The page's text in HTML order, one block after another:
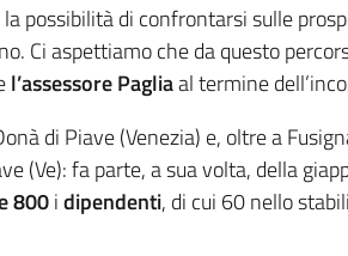
possibilità di confrontarsi sulle
Ci aspettiamo che da questo
l’assessore Pagliaal termine
di Piave (Venezia) e, oltre a
(Ve): fa parte, a sua volta, della
800idipendenti, di cui 60 nello